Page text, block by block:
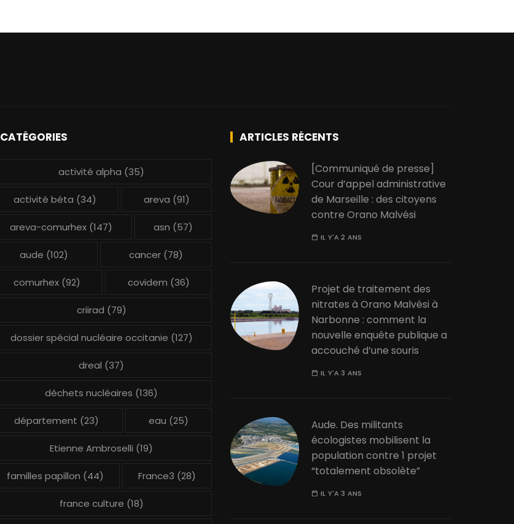
CATÉGORIES
activité alpha (35)
activité béta (34) areva (91)
areva-comurhex (147) asn (57)
aude (102) cancer(78)
comurhex(92) covidem (36)
criirad (79)
dossier spécial nucléaire occitanie (127)
dreal (37)
déchets nucléaires (136)
département (23) eau (25)
Etienne Ambroselli (19)
familles papillon (44) France3 (28)
france culture (18)
ARTICLES RÉCENTS
[Communiqué de presse]
Cour d’appel administrative
de Marseille : des citoyens
contre Orano Malvési
IL Y'A 2 ANS
Projet de traitement des
nitrates à Orano Malvési à
Narbonne : comment la
nouvelle enquête publique a
accouché d’une souris
IL Y'A 3 ANS
Aude. Des militants
écologistes mobilisent la
population contre 1 projet
“totalement obsolète”
IL Y'A 3 ANS